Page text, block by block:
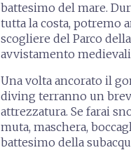
battesimo del mare.
tutta la costa, potremo
scogliere del Parco
avvistamento medievali
Una volta ancorato il
diving terranno un
attrezzatura. Se farai
muta, maschera,
battesimo della